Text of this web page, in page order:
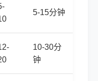
5-15分钟
10-30分
钟